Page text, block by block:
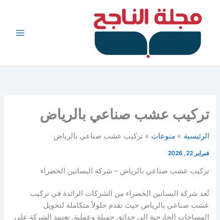
تركيب عشب صناعي بالرياض
الرئيسية منوعات تركيب عشب صناعي بالرياض
فبراير 22, 2026
تركيب عشب صناعي بالرياض – شركة البساتين الخضراء
تُعد شركة البساتين الخضراء من الشركات الرائدة في تركيب
عشب صناعي بالرياض حيث تقدم حلولاً متكاملة لتحويل
المساحات الخارجية إلى حدائق جميلة وعملية. تعتمد الشركة على